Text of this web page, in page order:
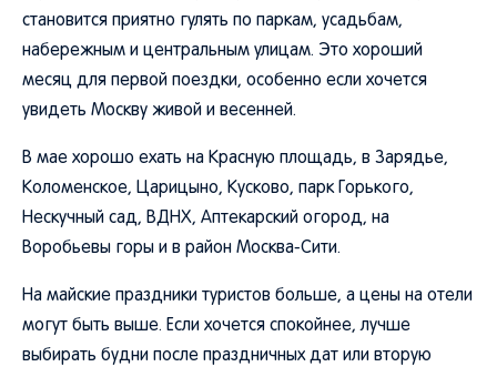
становится приятно гулять по паркам, усадьбам,
набережным и центральным улицам. Это хороший
месяц для первой поездки, особенно если хочется
увидеть Москву живой и весенней.
В мае хорошо ехать на Красную площадь, в Зарядье,
Коломенское, Царицыно, Кусково, парк Горького,
Нескучный сад, ВДНХ, Аптекарский огород, на
Воробьевы горы и в район Москва-Сити.
На майские праздники туристов больше, а цены на отели
могут быть выше. Если хочется спокойнее, лучше
выбирать будни после праздничных дат или вторую